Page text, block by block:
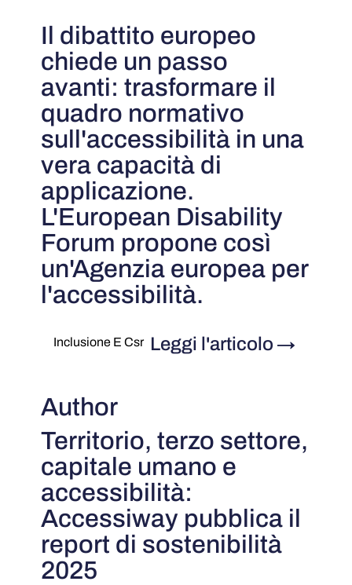
Il dibattito europeo
chiede un passo
avanti: trasformare il
quadro normativo
sull'accessibilità in una
vera capacità di
applicazione.
L'European Disability
Forum propone così
un'Agenzia europea per
l'accessibilità.
Inclusione E Csr Leggi l'articolo →
Author
Territorio, terzo settore,
capitale umano e
accessibilità:
Accessiway pubblica il
report di sostenibilità
2025